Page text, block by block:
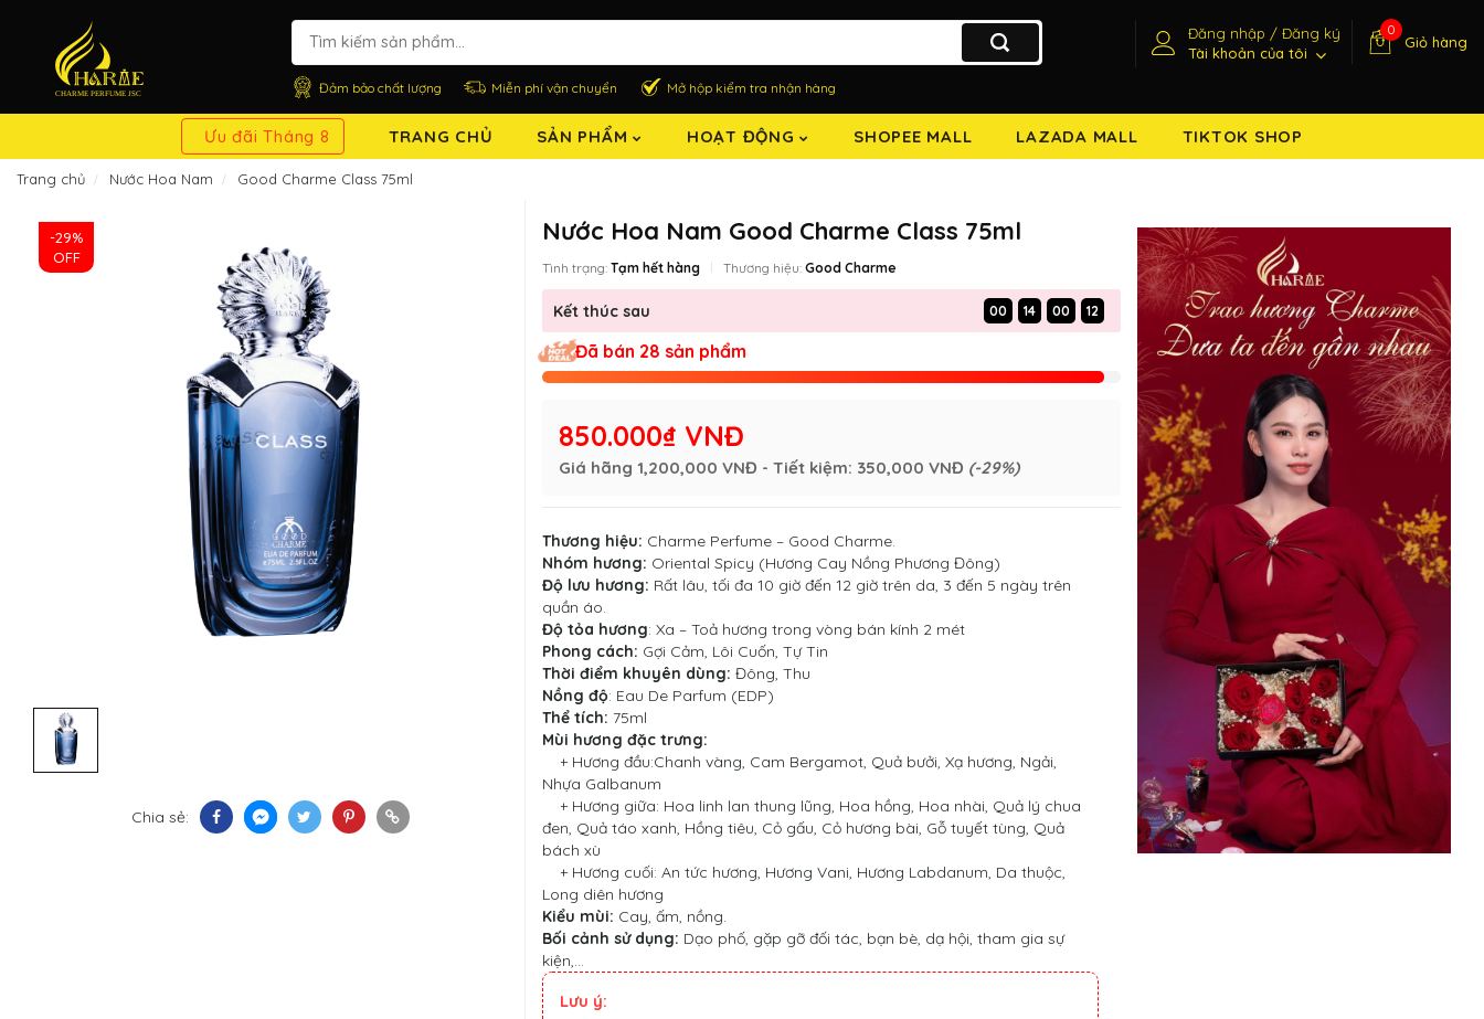
Đảm bảo chất lượng Miễn phí vận chuyển Mở hộp kiểm tra nhận hàng
Đăng nhập / Đăng ký
Tài khoản của tôi
0
Giỏ hàng
Ưu đãi Tháng 8 TRANG CHỦ SẢN PHẨM HOẠT ĐỘNG SHOPEE MALL LAZADA MALL TIKTOK SHOP
Trang chủ Nước Hoa Nam Good Charme Class 75ml
-29%
OFF
Chia sẻ:
Nước Hoa Nam Good Charme Class 75ml
Tình trạng: Tạm hết hàng Thương hiệu: Good Charme
Kết thúc sau 00 14 00 11
Đã bán 28 sản phẩm
850.000₫ VNĐ
Giá hãng 1,200,000 VNĐ - Tiết kiệm: 350,000 VNĐ (-29%)
Thương hiệu: Charme Perfume– Good Charme.
Nhóm hương: Oriental Spicy (Hương Cay Nồng Phương Đông)
Độ lưu hương: Rất lâu, tối đa 10 giờ đến 12 giờ trên da, 3 đến 5 ngày trên
quần áo.
Độ tỏa hương: Xa – Toả hương trong vòng bán kính 2 mét
Phong cách: Gợi Cảm, Lôi Cuốn, Tự Tin
Thời điểm khuyên dùng: Đông, Thu
Nồng độ: Eau De Parfum (EDP)
Thể tích: 75ml
Mùi hương đặc trưng:
+ Hương đầu:Chanh vàng, Cam Bergamot, Quả bưởi, Xạ hương, Ngải,
Nhựa Galbanum
+ Hương giữa: Hoa linh lan thung lũng, Hoa hồng, Hoa nhài, Quả lý chua
đen, Quả táo xanh, Hồng tiêu, Cỏ gấu, Cỏ hương bài, Gỗ tuyết tùng, Quả
bách xù
+ Hương cuối: An tức hương, Hương Vani, Hương Labdanum, Da thuộc,
Long diên hương
Kiểu mùi: Cay, ấm, nồng.
Bối cảnh sử dụng: Dạo phố, gặp gỡ đối tác, bạn bè, dạ hội, tham gia sự
kiện,...
Lưu ý: